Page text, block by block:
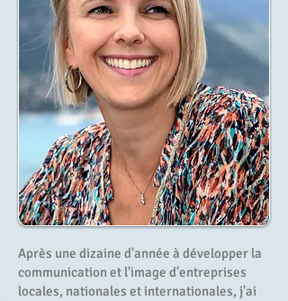
Après une dizaine d'année à développer la
communication et l'image d'entreprises
locales, nationales et internationales, j'ai